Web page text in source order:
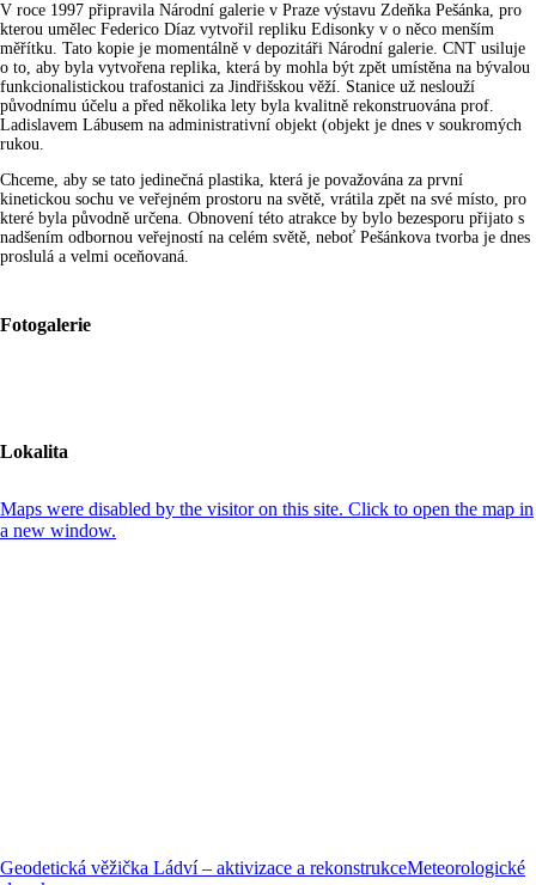
V roce 1997 připravila Národní galerie v Praze výstavu Zdeňka Pešánka, pro
kterou umělec Federico Díaz vytvořil repliku Edisonky v o něco menším
měřítku. Tato kopie je momentálně v depozitáři Národní galerie. CNT usiluje
o to, aby byla vytvořena replika, která by mohla být zpět umístěna na bývalou
funkcionalistickou trafostanici za Jindřišskou věží. Stanice už neslouží
původnímu účelu a před několika lety byla kvalitně rekonstruována prof.
Ladislavem Lábusem na administrativní objekt (objekt je dnes v soukromých
rukou.
Chceme, aby se tato jedinečná plastika, která je považována za první
kinetickou sochu ve veřejném prostoru na světě, vrátila zpět na své místo, pro
které byla původně určena. Obnovení této atrakce by bylo bezesporu přijato s
nadšením odbornou veřejností na celém světě, neboť Pešánkova tvorba je dnes
proslulá a velmi oceňovaná.
Fotogalerie
Lokalita
Maps were disabled by the visitor on this site. Click to open the map in
a new window.
Geodetická věžička Ládví – aktivizace a rekonstrukceMeteorologické